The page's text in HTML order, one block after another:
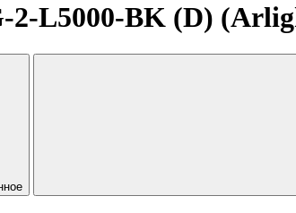
L5000-BK (D)